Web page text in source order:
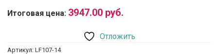
Итоговая цена: 3947.00 руб.
Отложить
Артикул: LF107-14